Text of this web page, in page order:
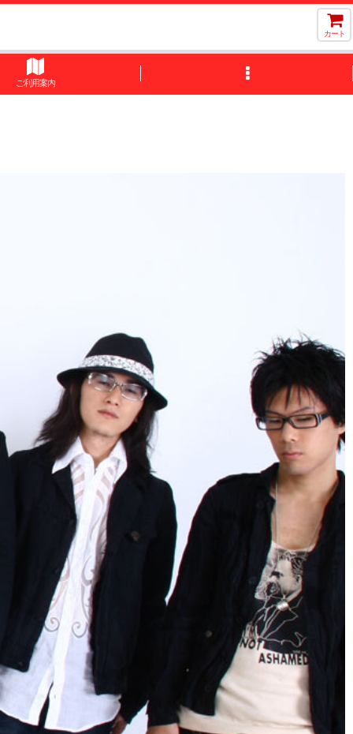
カート
ご利用案内